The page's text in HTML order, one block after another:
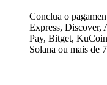
Conclua o
Express, Discover,
Pay, Bitget,
Solana ou mais de